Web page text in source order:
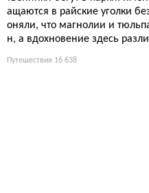
ащаются в райские уголки
оняли, что магнолии и
н, а вдохновение здесь
Путешествия 16 638